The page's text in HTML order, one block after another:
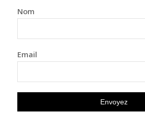
Nom
Email